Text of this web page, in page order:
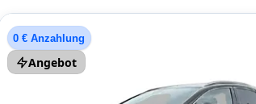
0 € Anzahlung
Angebot